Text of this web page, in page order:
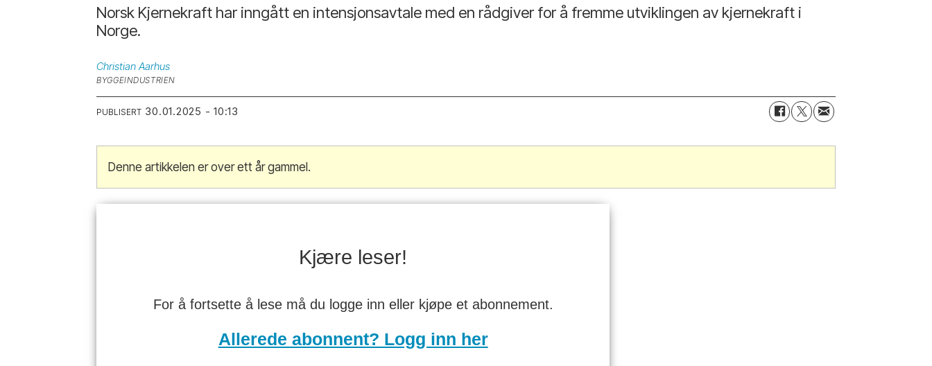
Norsk Kjernekraft har inngått en intensjonsavtale med en rådgiver for å fremme utviklingen av kjernekraft i
Norge.
Christian Aarhus
BYGGEINDUSTRIEN
PUBLISERT 30.01.2025 - 10:13
Denne artikkelen er over ett år gammel.
Kjære leser!
For å fortsette å lese må du logge inn eller kjøpe et abonnement.
Allerede abonnent? Logg inn her